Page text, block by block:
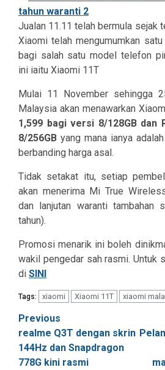
Jualan 11.11 telah bermula sejak
Xiaomi telah mengumumkan
bagi salah satu model telefon
ini iaitu Xiaomi 11T
Mulai 11 November sehingga
Malaysia akan menawarkan
1,599 bagi versi 8/128GB dan
8/256GB yang mana ianya
berbanding harga asal.
Tidak setakat itu, setiap
akan menerima Mi True
dan lanjutan waranti tambahan
tahun).
Promosi menarik ini boleh
wakil pengedar sah rasmi. Untuk
di SINI
Tags: xiaomi Xiaomi 11T xiaomi
Post
navigation
Previous
realme Q3T dengan skrin
144Hz dan Snapdragon
778G kini rasmi